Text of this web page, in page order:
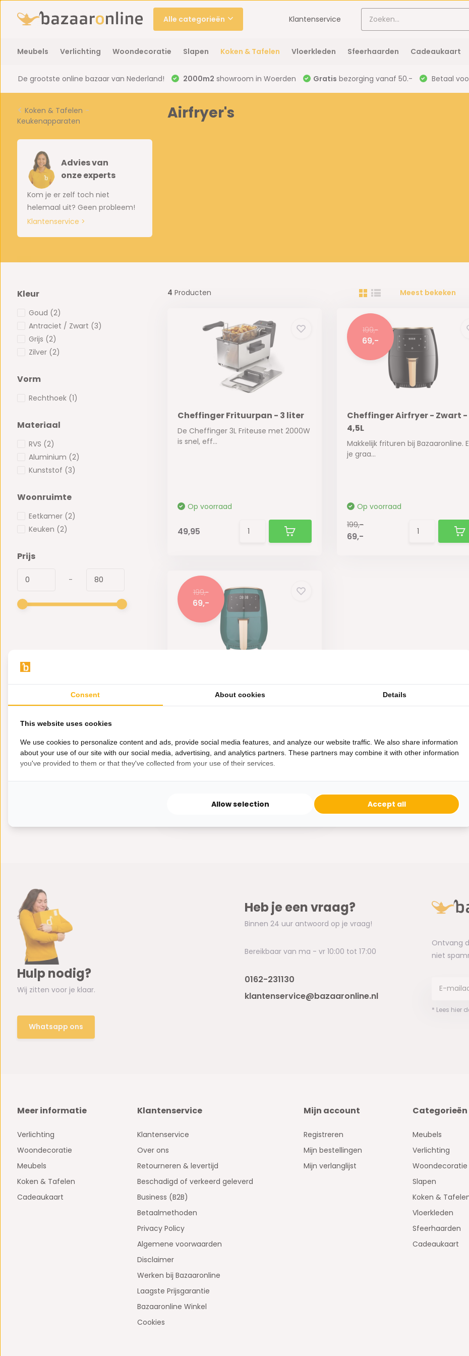
Alle categorieën Klantenservice
Meubels Verlichting Woondecoratie Slapen Koken & Tafelen Vloerkleden Sfeerhaarden Cadeaukaart
De grootste online bazaar van Nederland! 2000m2 showroom in Woerden Gratis bezorging vanaf 50.- Betaal
Koken & Tafelen -
Keukenapparaten
Advies van
onze experts
Kom je er zelf toch niet
helemaal uit? Geen probleem!
Klantenservice >
Airfryer's
Kleur
Goud (2)
Antraciet / Zwart (3)
Grijs (2)
Zilver (2)
Vorm
Rechthoek (1)
Materiaal
RVS (2)
Aluminium (2)
Kunststof (3)
Woonruimte
Eetkamer (2)
Keuken (2)
Prijs
-
4 Producten Meest bekeken
Cheffinger Frituurpan - 3 liter
De Cheffinger 3L Friteuse met 2000W
is snel, eff...
Op voorraad
49,95
199,-
69,-
Cheffinger Airfryer - Zwart -
4,5L
Makkelijk frituren bij Bazaaronline.
je graa...
Op voorraad
199,-
69,-
199,-
69,-
Makkelijk frituren bij Bazaaronline. Eet
Op voorraad
Hulp nodig?
Wij zitten voor je klaar.
Whatsapp ons
Heb je een vraag?
Binnen 24 uur antwoord op je vraag!
Bereikbaar van ma - vr 10:00 tot 17:00
0162-231130
klantenservice@bazaaronline.nl
Ontvang
niet
* Lees hier
Meer informatie
Verlichting
Woondecoratie
Meubels
Koken & Tafelen
Cadeaukaart
Klantenservice
Klantenservice
Over ons
Retourneren & levertijd
Beschadigd of verkeerd geleverd
Business (B2B)
Betaalmethoden
Privacy Policy
Algemene voorwaarden
Disclaimer
Werken bij Bazaaronline
Laagste Prijsgarantie
Bazaaronline Winkel
Cookies
Mijn account
Registreren
Mijn bestellingen
Mijn verlanglijst
Categorieën
Meubels
Verlichting
Woondecoratie
Slapen
Koken &
Vloerkleden
Sfeerhaarden
Cadeaukaart
Consent About cookies Details
This website uses cookies
We use cookies to personalize content and ads, provide social media features, and analyze our website traffic. We also share information
about your use of our site with our social media, advertising, and analytics partners. These partners may combine it with other information
you've provided to them or that they've collected from your use of their services.
Allow selection Accept all